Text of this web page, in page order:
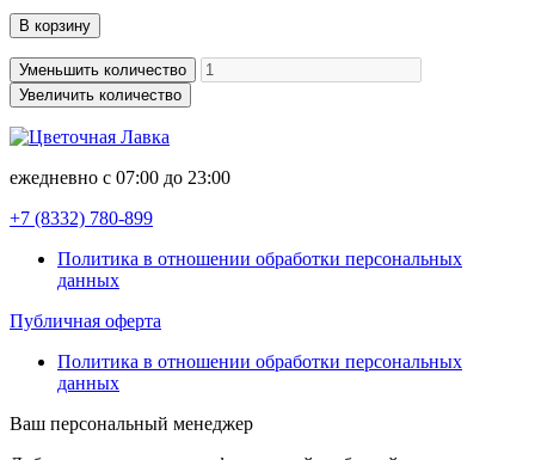
В корзину
Уменьшить количество
Увеличить количество
ежедневно с 07:00 до 23:00
+7 (8332) 780-899
Политика в отношении обработки персональных
данных
Публичная оферта
Политика в отношении обработки персональных
данных
Ваш персональный менеджер